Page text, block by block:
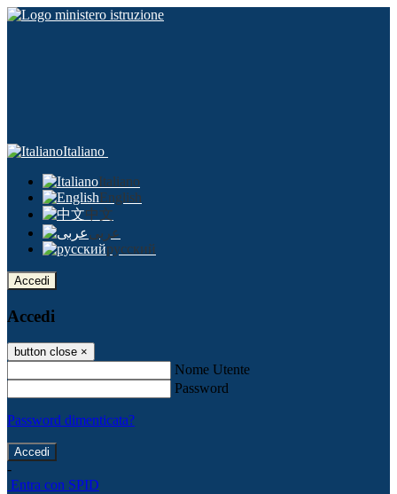
Italiano
Italiano
English
中文
عربى
русский
Accedi
Accedi
button close ×
Nome Utente
Password
Password dimenticata?
-
Entra con SPID